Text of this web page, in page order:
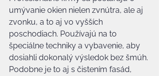
umývanie okien nielen zvnútra, ale aj
zvonku, a to aj vo vyšších
poschodiach. Používajú na to
špeciálne techniky a vybavenie, aby
dosiahli dokonalý výsledok bez šmúh.
Podobne je to aj s čistením fasád,